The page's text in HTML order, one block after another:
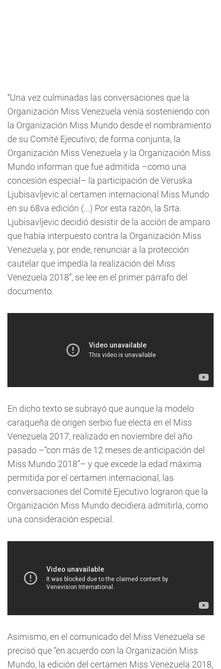
“Una vez culminadas las conversaciones que la
Organización Miss Venezuela venía sosteniendo con
la Organización Miss Mundo desde el nombramiento
de su Comité Ejecutivo; de forma conjunta, la
Organización Miss Venezuela y la Organización Miss
Mundo informan que fue admitida –como una
concesión especial– la participación de Veruska
Ljubisavljevic al certamen internacional Miss Mundo
en su 68va edición (...) Por esta razón, la Srta.
Ljubisavljevic decidió desistir de la acción de amparo
que había interpuesto contra la Organización Miss
Venezuela y, por ende, renunciar a la protección
cautelar que impedía la realización del Miss
Venezuela 2018”, se lee en el primer párrafo del
documento.
En dicho texto se subrayó que aunque la modelo
caraqueña de origen serbio fue electa en el Miss
Venezuela 2017, realizado en noviembre del año
pasado –“con más de 12 meses de anticipación del
Miss Mundo 2018”– y que excede la edad máxima
permitida por el certamen internacional, las
conversaciones del Comité Ejecutivo lograron que la
Organización Miss Mundo decidiera admitirla, como
una consideración especial.
Asimismo, en el comunicado del Miss Venezuela se
precisó que “en acuerdo con la Organización Miss
Mundo, la edición del certamen Miss Venezuela 2018,